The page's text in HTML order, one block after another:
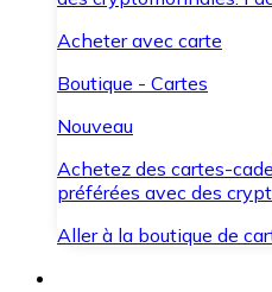
Acheter avec carte
Boutique - Cartes
Nouveau
Achetez des cartes-
préférées avec des
Aller à la boutique de